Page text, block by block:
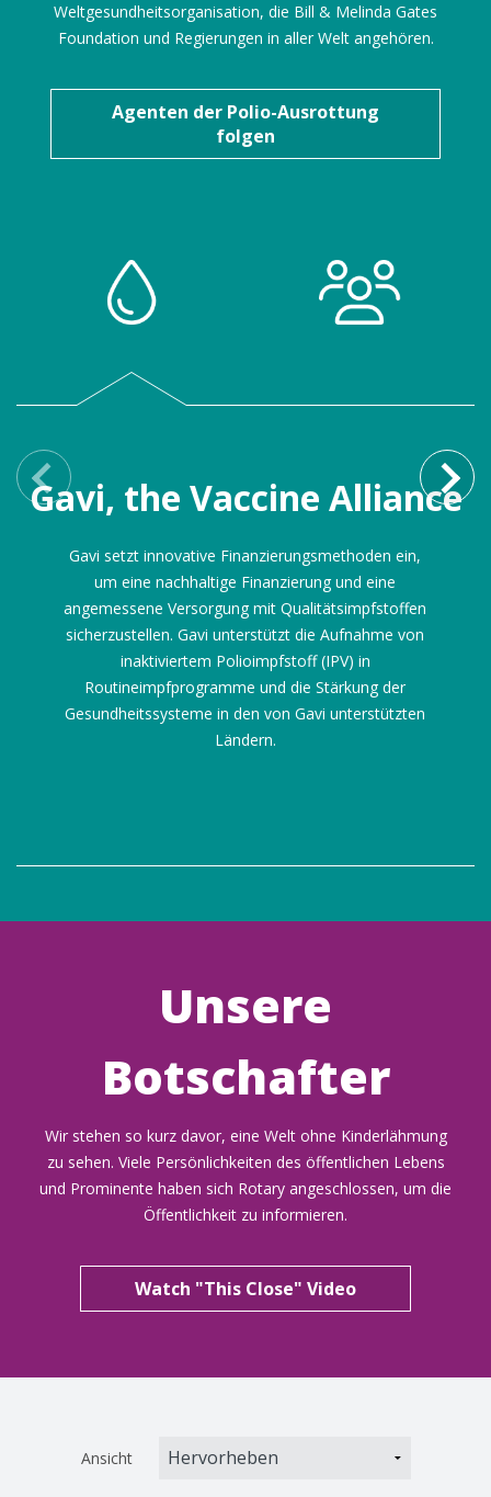
Weltgesundheitsorganisation, die Bill & Melinda Gates
Foundation und Regierungen in aller Welt angehören.
Agenten der Polio-Ausrottung
folgen
Gavi, the Vaccine Alliance
Gavi setzt innovative Finanzierungsmethoden ein,
um eine nachhaltige Finanzierung und eine
angemessene Versorgung mit Qualitätsimpfstoffen
sicherzustellen. Gavi unterstützt die Aufnahme von
inaktiviertem Polioimpfstoff (IPV) in
Routineimpfprogramme und die Stärkung der
Gesundheitssysteme in den von Gavi unterstützten
Ländern.
Unsere
Botschafter
Wir stehen so kurz davor, eine Welt ohne Kinderlähmung
zu sehen. Viele Persönlichkeiten des öffentlichen Lebens
und Prominente haben sich Rotary angeschlossen, um die
Öffentlichkeit zu informieren.
Watch "This Close" Video
Ansicht